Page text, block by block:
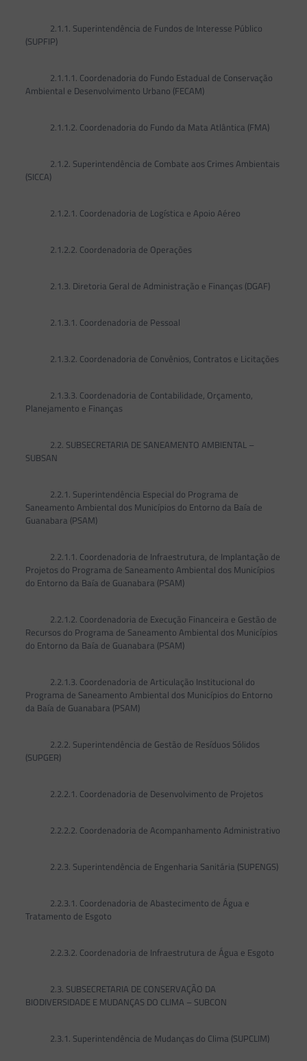
2.1.1. Superintendência de Fundos de Interesse Público
(SUPFIP)
2.1.1.1. Coordenadoria do Fundo Estadual de Conservação
Ambiental e Desenvolvimento Urbano (FECAM)
2.1.1.2. Coordenadoria do Fundo da Mata Atlântica (FMA)
2.1.2. Superintendência de Combate aos Crimes Ambientais
(SICCA)
2.1.2.1. Coordenadoria de Logística e Apoio Aéreo
2.1.2.2. Coordenadoria de Operações
2.1.3. Diretoria Geral de Administração e Finanças (DGAF)
2.1.3.1. Coordenadoria de Pessoal
2.1.3.2. Coordenadoria de Convênios, Contratos e Licitações
2.1.3.3. Coordenadoria de Contabilidade, Orçamento,
Planejamento e Finanças
2.2. SUBSECRETARIA DE SANEAMENTO AMBIENTAL –
SUBSAN
2.2.1. Superintendência Especial do Programa de
Saneamento Ambiental dos Municípios do Entorno da Baía de
Guanabara (PSAM)
2.2.1.1. Coordenadoria de Infraestrutura, de Implantação de
Projetos do Programa de Saneamento Ambiental dos Municípios
do Entorno da Baía de Guanabara (PSAM)
2.2.1.2. Coordenadoria de Execução Financeira e Gestão de
Recursos do Programa de Saneamento Ambiental dos Municípios
do Entorno da Baía de Guanabara (PSAM)
2.2.1.3. Coordenadoria de Articulação Institucional do
Programa de Saneamento Ambiental dos Municípios do Entorno
da Baía de Guanabara (PSAM)
2.2.2. Superintendência de Gestão de Resíduos Sólidos
(SUPGER)
2.2.2.1. Coordenadoria de Desenvolvimento de Projetos
2.2.2.2. Coordenadoria de Acompanhamento Administrativo
2.2.3. Superintendência de Engenharia Sanitária (SUPENGS)
2.2.3.1. Coordenadoria de Abastecimento de Água e
Tratamento de Esgoto
2.2.3.2. Coordenadoria de Infraestrutura de Água e Esgoto
2.3. SUBSECRETARIA DE CONSERVAÇÃO DA
BIODIVERSIDADE E MUDANÇAS DO CLIMA – SUBCON
2.3.1. Superintendência de Mudanças do Clima (SUPCLIM)